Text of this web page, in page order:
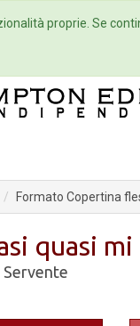
Eventi
Formato Copertina
quasi
Servente
proprie. Se